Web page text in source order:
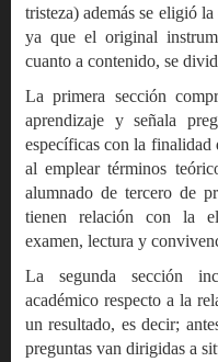
tristeza) además se eligió
ya que el original
cuanto a contenido, se
La primera sección
aprendizaje y señala
específicas con la finalidad
al emplear términos
alumnado de tercero de
tienen relación con la
examen, lectura y
La segunda sección
académico respecto a la
un resultado, es decir;
preguntas van dirigidas a